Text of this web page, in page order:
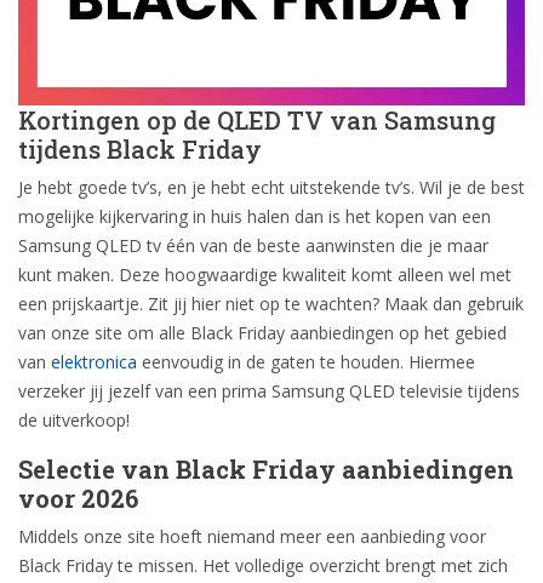
Kortingen op de QLED TV van Samsung
tijdens Black Friday
Je hebt goede tv’s, en je hebt echt uitstekende tv’s. Wil je de best
mogelijke kijkervaring in huis halen dan is het kopen van een
Samsung QLED tv één van de beste aanwinsten die je maar
kunt maken. Deze hoogwaardige kwaliteit komt alleen wel met
een prijskaartje. Zit jij hier niet op te wachten? Maak dan gebruik
van onze site om alle Black Friday aanbiedingen op het gebied
van elektronica eenvoudig in de gaten te houden. Hiermee
verzeker jij jezelf van een prima Samsung QLED televisie tijdens
de uitverkoop!
Selectie van Black Friday aanbiedingen
voor 2026
Middels onze site hoeft niemand meer een aanbieding voor
Black Friday te missen. Het volledige overzicht brengt met zich